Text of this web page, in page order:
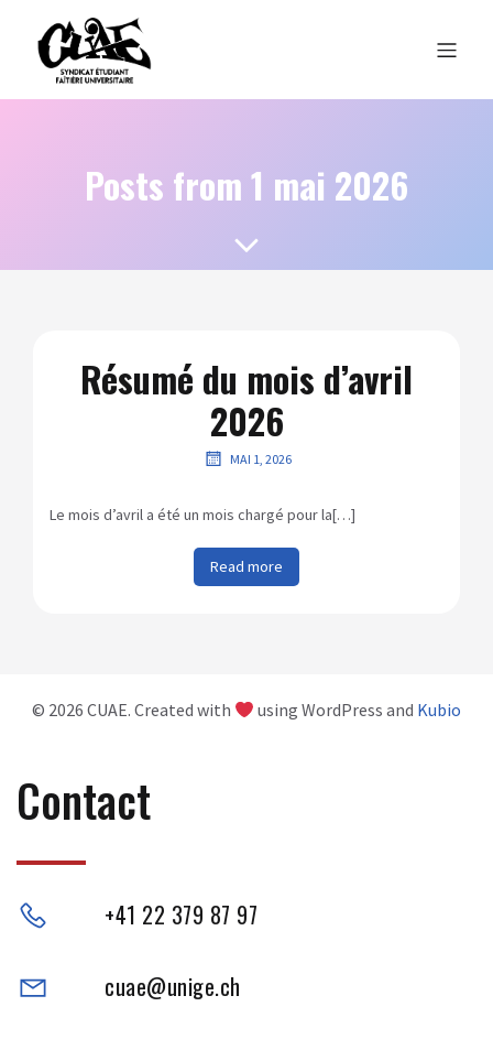
Posts from 1 mai 2026
Résumé du mois d’avril
2026
MAI 1, 2026
Le mois d’avril a été un mois chargé pour la[…]
Read more
© 2026 CUAE. Created with using WordPress and Kubio
Contact
+41 22 379 87 97
cuae@unige.ch